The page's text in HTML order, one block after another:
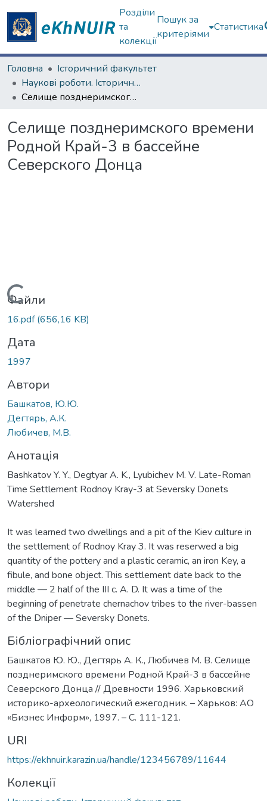
Розділи
та
колекції
Пошук за
критеріями
Статистика
Головна
Історичний факультет
Наукові роботи. Історичний факультет
Селище позднеримского времени Родной Край-3 в бассейне Северского Донца
Селище позднеримского времени
Родной Край-3 в бассейне
Северского Донца
Вантажиться...
Файли
16.pdf(656,16 KB)
Дата
1997
Автори
Башкатов, Ю.Ю.
Дегтярь, А.К.
Любичев, М.В.
Анотація
Bashkatov Y. Y., Degtyar A. K., Lyubichev M. V. Late-Roman
Time Settlement Rodnoy Kray-3 at Seversky Donets
Watershed
It was learned two dwellings and a pit of the Kiev culture in
the settlement of Rodnoy Kray 3. It was reserwed a big
quantity of the pottery and a plastic ceramic, an iron Key, a
fibule, and bone object. This settlement date back to the
middle — 2 half of the III c. A. D. It was a time of the
beginning of penetrate chernachov tribes to the river-bassen
of the Dniper — Seversky Donets.
Бібліографічний опис
Башкатов Ю. Ю., Дегтярь А. К., Любичев М. В. Селище
позднеримского времени Родной Край-3 в бассейне
Северского Донца // Древности 1996. Харьковский
историко-археологический ежегодник. – Харьков: АО
«Бизнес Информ», 1997. – C. 111-121.
URI
https://ekhnuir.karazin.ua/handle/123456789/11644
Колекції